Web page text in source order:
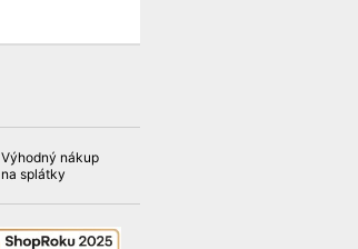
Výhodný nákup
na splátky